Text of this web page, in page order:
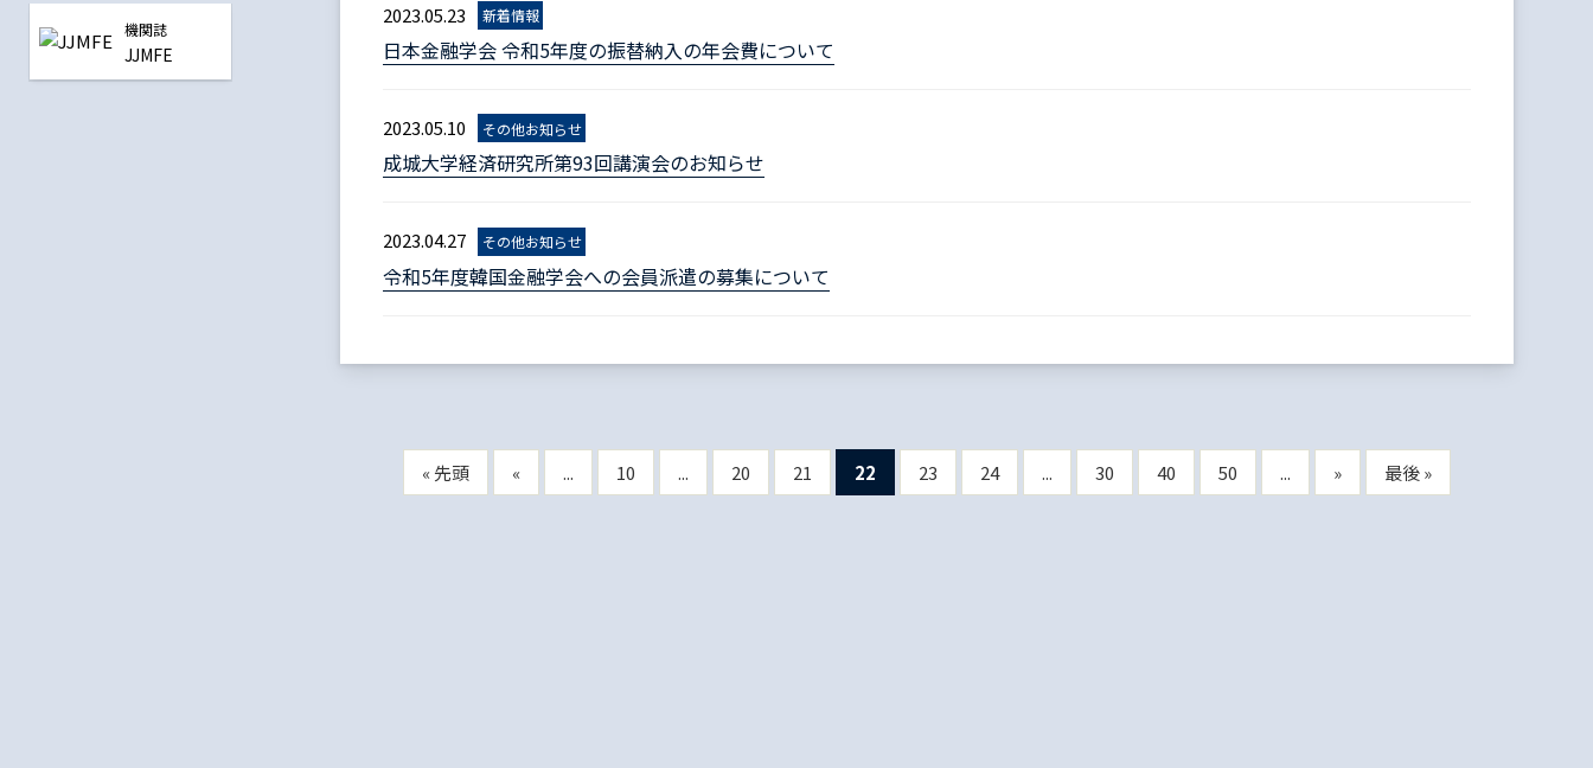
機関誌
JJMFE
2023.05.23 新着情報
日本金融学会 令和5年度の振替納入の年会費について
2023.05.10 その他お知らせ
成城大学経済研究所第93回講演会のお知らせ
2023.04.27 その他お知らせ
令和5年度韓国金融学会への会員派遣の募集について
« 先頭 « ... 10 ... 20 21 22 23 24 ... 30 40 50 ... » 最後 »